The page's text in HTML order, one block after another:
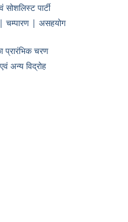
पार्टी
| चम्पारण | असहयोग
प्रारंभिक चरण
अन्य विद्रोह